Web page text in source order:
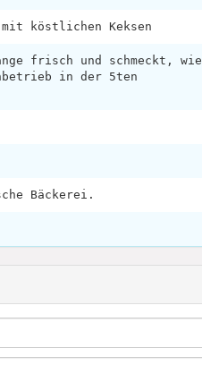
köstlichen Keksen
frisch und schmeckt, wie
in der 5ten
Bäckerei.